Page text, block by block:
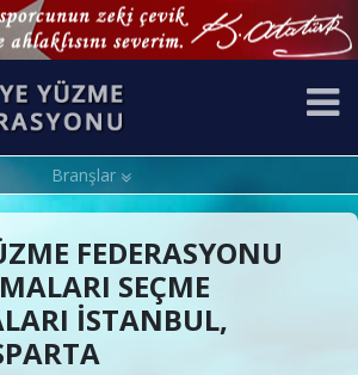
Branşlar
FEDERASYONU
SEÇME
İSTANBUL,